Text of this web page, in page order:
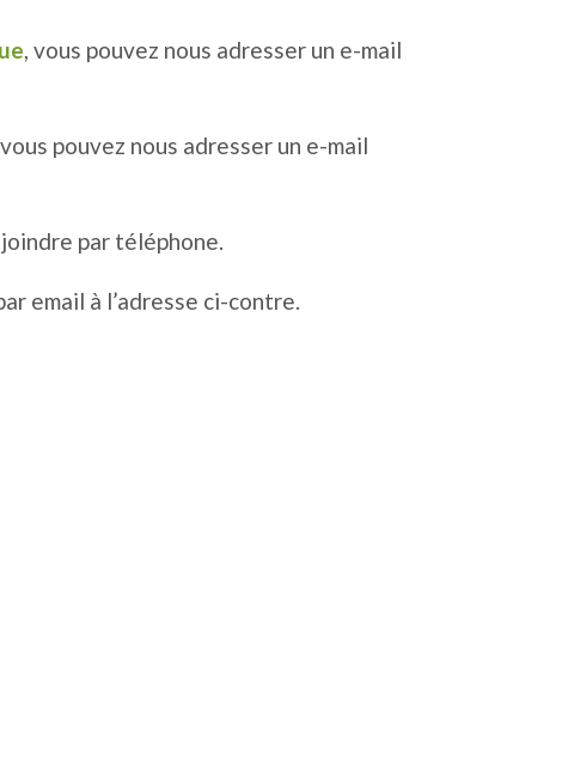
, vous pouvez nous adresser un e-mail
pouvez nous adresser un e-mail
par téléphone.
email à l’adresse ci-contre.